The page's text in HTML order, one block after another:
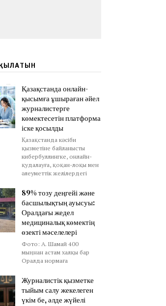
Қазақстанда онлайн-
қысымға ұшыраған әйел
журналистерге
көмектесетін платформа
іске қосылды
Қазақстанда кәсіби
қызметіне байланысты
кибербуллингке, онлайн-
қудалауға, қоқан-лоқы мен
әлеуметтік желілердегі
89% тозу деңгейі және
басшылықтың ауысуы:
Оралдағы жедел
медициналық көмектің
өзекті мәселелері
Фото: А. Шамай 400
мыңнан астам халқы бар
Оралда нормаға
Журналистік қызметке
тыйым салу жекелеген
үкім бе, әлде жүйелі